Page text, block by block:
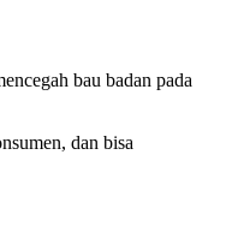
bau badan pada
dan bisa